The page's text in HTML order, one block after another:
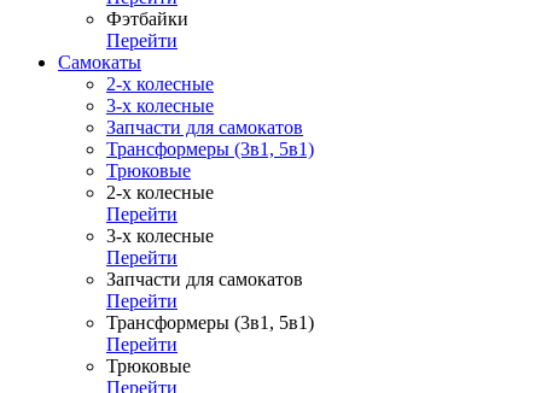
Фэтбайки
Перейти
Самокаты
2-х колесные
3-х колесные
Запчасти для самокатов
Трансформеры (3в1, 5в1)
Трюковые
2-х колесные
Перейти
3-х колесные
Перейти
Запчасти для самокатов
Перейти
Трансформеры (3в1, 5в1)
Перейти
Трюковые
Перейти